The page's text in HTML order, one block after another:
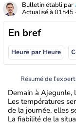
Bulletin établi par
Actualisé à 01h45
En bref
Heure par Heure
Résumé de l’expert
Demain à Ajegunle,
Les températures
de la journée, elles
La fiabilité de la